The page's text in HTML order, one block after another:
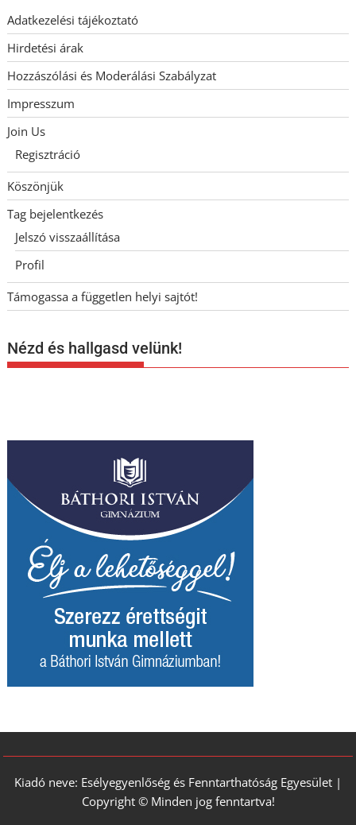
Adatkezelési tájékoztató
Hirdetési árak
Hozzászólási és Moderálási Szabályzat
Impresszum
Join Us
Regisztráció
Köszönjük
Tag bejelentkezés
Jelszó visszaállítása
Profil
Támogassa a független helyi sajtót!
Nézd és hallgasd velünk!
Kiadó neve: Esélyegyenlőség és Fenntarthatóság Egyesület |
Copyright © Minden jog fenntartva!